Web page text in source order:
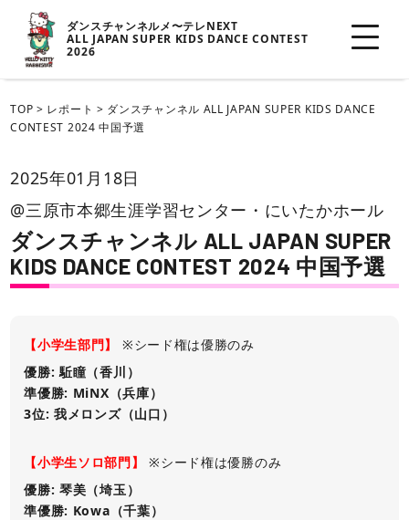
ダンスチャンネルメ〜テレNEXT
ALL JAPAN SUPER KIDS DANCE CONTEST
2026
TOP > レポート > ダンスチャンネル ALL JAPAN SUPER KIDS DANCE
CONTEST 2024 中国予選
2025年01月18日
@三原市本郷生涯学習センター・にいたかホール
ダンスチャンネル ALL JAPAN SUPER
KIDS DANCE CONTEST 2024 中国予選
【小学生部門】
※シード権は優勝のみ
優勝: 駈瞳（香川）
準優勝: MiNX（兵庫）
3位: 我メロンズ（山口）
【小学生ソロ部門】
※シード権は優勝のみ
優勝: 琴美（埼玉）
準優勝: Kowa（千葉）